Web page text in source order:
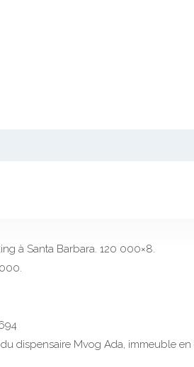
à Santa Barbara. 120 000×8.
dispensaire Mvog Ada, immeuble